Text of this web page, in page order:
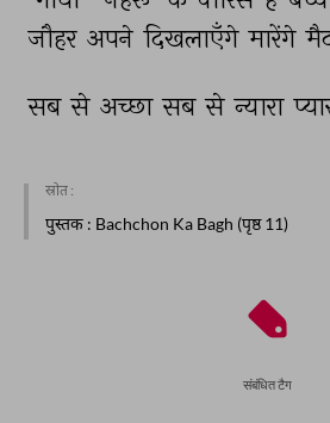
जौहर अपने दिखलाएँगे मारेंगे
सब से अच्छा सब से न्यारा
स्रोत :
पुस्तक : Bachchon Ka Bagh (पृष्ठ 11)
संबंधित टैग